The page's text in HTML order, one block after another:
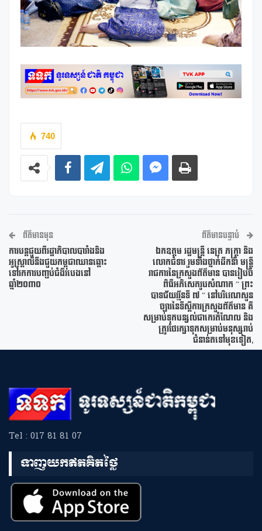
740
ព័ត៌មានមុន
ការបន្តជួយពីរដ្ឋាភិបាលបារាំងនិង
អូស្រ្តាលីនឹងជួយកម្ពុជាឈានឆ្ពោះ
ទៅរកការបញ្ចប់ជំងឺរបេងនៅ
ឆ្នាំ២០៣០
ព័ត៌មានបន្ទាប់
ឯកឧត្តម រដ្ឋមន្ត្រី នេត្រ ភក្ត្រា និង
លោកជំទាវ រួមទាំងថ្នាក់ដឹកនាំ មន្រ្តី
រាជការនៃក្រសួងព័ត៌មាន បានរៀបចំ
ពិធីអភិសេករូបសំណាក “ ព្រះ
បាទជ័យវរ្ម័នទី ៧ “ នៅបរិវេណសួន
ច្បារនៃទីស្តីការក្រសួងព័ត៌មាន គឺ
សម្រាប់ទុកបន្សល់ជាកេរតំណែល និង
ត្រូវថែរក្សាទុកសម្រាប់មនុស្សរាប់
ជំនាន់តទៅមុខទៀត,
Tel : 017 81 81 07
ទាញយកឥតគិតថ្លៃ